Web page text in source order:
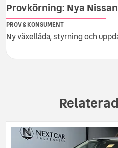
Provkörning: Nya
PROV & KONSUMENT
Ny växellåda, styrning och